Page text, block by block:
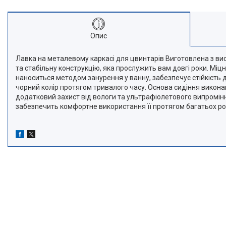
Опис
Лавка на металевому каркасі для цвинтарів Виготовлена з
та стабільну конструкцію, яка прослужить вам довгі роки.
наноситься методом занурення у ванну, забезпечує
чорний колір протягом тривалого часу. Основа сидіння
додатковий захист від вологи та ультрафіолетового
забезпечить комфортне використання її протягом багатьох